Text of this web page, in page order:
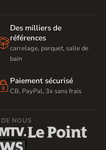
Des milliers de
références
carrelage, parquet, salle de
bain
Paiement sécurisé
CB, PayPal, 3x sans frais
NOUS